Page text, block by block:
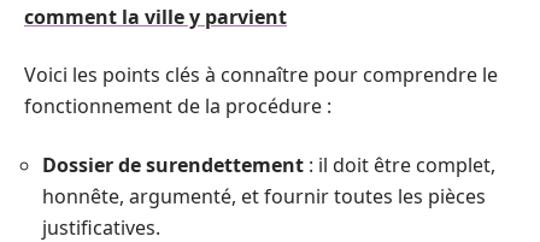
comment la ville y parvient
Voici les points clés à connaître pour comprendre le
fonctionnement de la procédure :
Dossier de surendettement : il doit être complet,
honnête, argumenté, et fournir toutes les pièces
justificatives.